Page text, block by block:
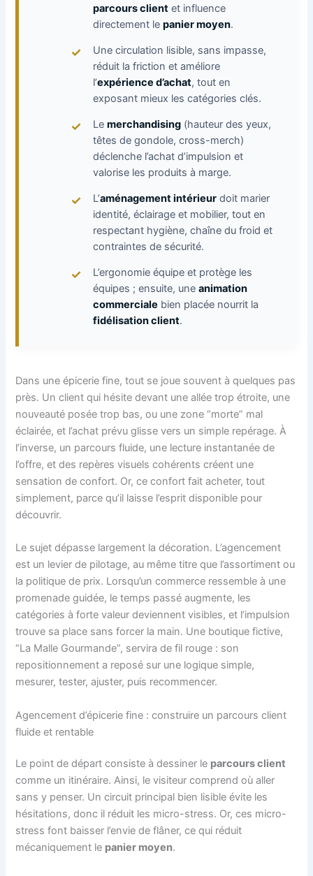
parcours client et influence
directement lepanier moyen.
Une circulation lisible, sans impasse,
réduit la friction et améliore
l’expérience d’achat, tout en
exposant mieux les catégories clés.
Lemerchandising (hauteur des yeux,
têtes de gondole, cross-merch)
déclenche l’achat d’impulsion et
valorise les produits à marge.
L’aménagement intérieur doit marier
identité, éclairage et mobilier, tout en
respectant hygiène, chaîne du froid et
contraintes de sécurité.
L’ergonomie équipe et protège les
équipes ; ensuite, uneanimation
commerciale bien placée nourrit la
fidélisation client.
Dans une épicerie fine, tout se joue souvent à quelques pas
près. Un client qui hésite devant une allée trop étroite, une
nouveauté posée trop bas, ou une zone “morte” mal
éclairée, et l’achat prévu glisse vers un simple repérage. À
l’inverse, un parcours fluide, une lecture instantanée de
l’offre, et des repères visuels cohérents créent une
sensation de confort. Or, ce confort fait acheter, tout
simplement, parce qu’il laisse l’esprit disponible pour
découvrir.
Le sujet dépasse largement la décoration. L’agencement
est un levier de pilotage, au même titre que l’assortiment ou
la politique de prix. Lorsqu’un commerce ressemble à une
promenade guidée, le temps passé augmente, les
catégories à forte valeur deviennent visibles, et l’impulsion
trouve sa place sans forcer la main. Une boutique fictive,
“La Malle Gourmande”, servira de fil rouge : son
repositionnement a reposé sur une logique simple,
mesurer, tester, ajuster, puis recommencer.
Agencement d’épicerie fine : construire un parcours client
fluide et rentable
Le point de départ consiste à dessiner le parcours client
comme un itinéraire. Ainsi, le visiteur comprend où aller
sans y penser. Un circuit principal bien lisible évite les
hésitations, donc il réduit les micro-stress. Or, ces micro-
stress font baisser l’envie de flâner, ce qui réduit
mécaniquement le panier moyen.